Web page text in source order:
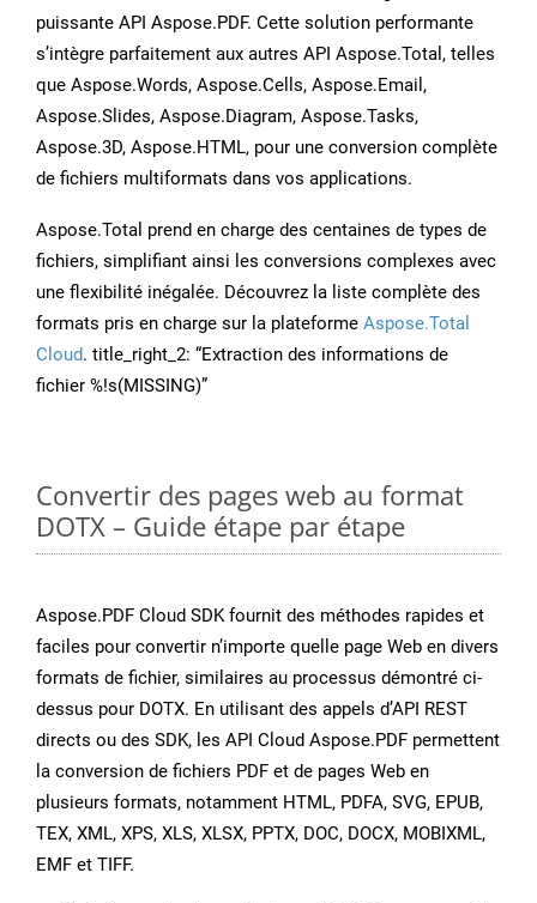
puissante API Aspose.PDF. Cette solution performante
s’intègre parfaitement aux autres API Aspose.Total, telles
que Aspose.Words, Aspose.Cells, Aspose.Email,
Aspose.Slides, Aspose.Diagram, Aspose.Tasks,
Aspose.3D, Aspose.HTML, pour une conversion complète
de fichiers multiformats dans vos applications.
Aspose.Total prend en charge des centaines de types de
fichiers, simplifiant ainsi les conversions complexes avec
une flexibilité inégalée. Découvrez la liste complète des
formats pris en charge sur la plateforme Aspose.Total
Cloud. title_right_2: “Extraction des informations de
fichier %!s(MISSING)”
Convertir des pages web au format
DOTX – Guide étape par étape
Aspose.PDF Cloud SDK fournit des méthodes rapides et
faciles pour convertir n’importe quelle page Web en divers
formats de fichier, similaires au processus démontré ci-
dessus pour DOTX. En utilisant des appels d’API REST
directs ou des SDK, les API Cloud Aspose.PDF permettent
la conversion de fichiers PDF et de pages Web en
plusieurs formats, notamment HTML, PDFA, SVG, EPUB,
TEX, XML, XPS, XLS, XLSX, PPTX, DOC, DOCX, MOBIXML,
EMF et TIFF.